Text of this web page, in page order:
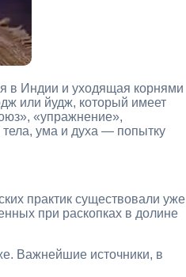
в Индии и уходящая корнями
или йудж, который имеет
«упражнение»,
ума и духа — попытку
практик существовали уже
при раскопках в долине
Важнейшие источники, в